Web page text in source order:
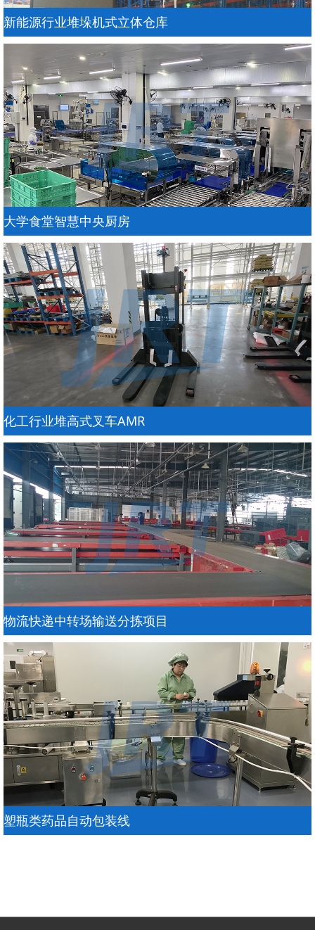
新能源行业堆垛机式立体仓库
大学食堂智慧中央厨房
化工行业堆高式叉车AMR
物流快递中转场输送分拣项目
塑瓶类药品自动包装线